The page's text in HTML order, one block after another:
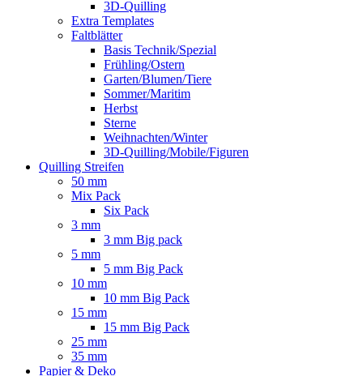
3D-Quilling
Extra Templates
Faltblätter
Basis Technik/Spezial
Frühling/Ostern
Garten/Blumen/Tiere
Sommer/Maritim
Herbst
Sterne
Weihnachten/Winter
3D-Quilling/Mobile/Figuren
Quilling Streifen
50 mm
Mix Pack
Six Pack
3 mm
3 mm Big pack
5 mm
5 mm Big Pack
10 mm
10 mm Big Pack
15 mm
15 mm Big Pack
25 mm
35 mm
Papier & Deko